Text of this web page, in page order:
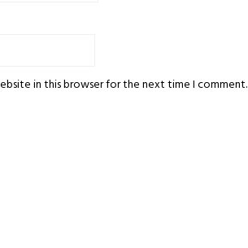
in this browser for the next time I comment.